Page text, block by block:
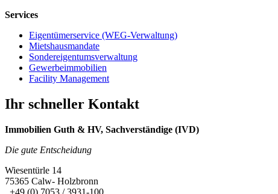
Services
Eigentümerservice (WEG-Verwaltung)
Mietshausmandate
Sondereigentumsverwaltung
Gewerbeimmobilien
Facility Management
Ihr schneller Kontakt
Immobilien Guth & HV, Sachverständige (IVD)
Die gute Entscheidung
Wiesentürle 14
75365 Calw- Holzbronn
+49 (0) 7053 / 3931-100